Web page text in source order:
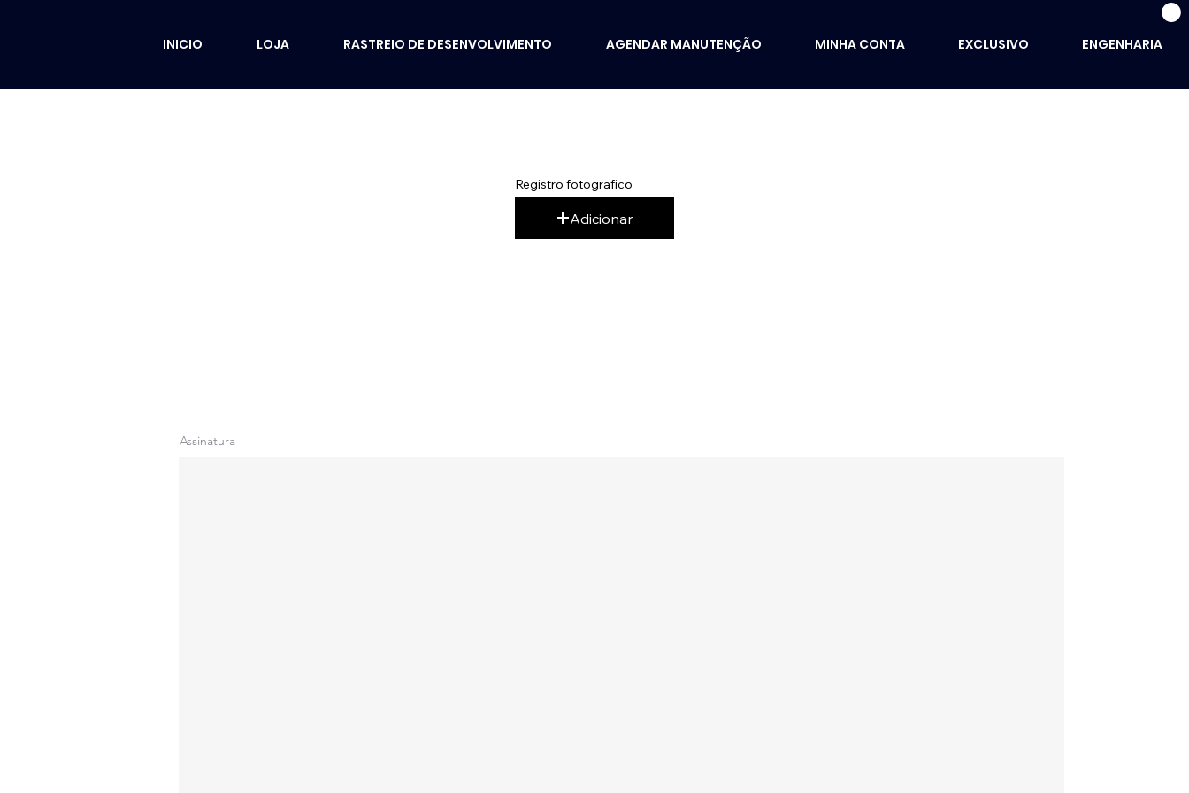
INICIO LOJA RASTREIO DE DESENVOLVIMENTO AGENDAR MANUTENÇÃO MINHA CONTA EXCLUSIVO ENGENHARIA
Registro fotografico
Adicionar
Assinatura